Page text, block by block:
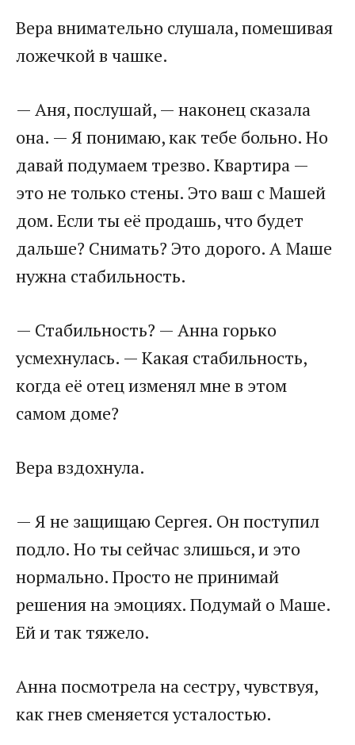
Вера внимательно слушала, помешивая
ложечкой в чашке.
— Аня, послушай, — наконец сказала
она. — Я понимаю, как тебе больно. Но
давай подумаем трезво. Квартира —
это не только стены. Это ваш с Машей
дом. Если ты её продашь, что будет
дальше? Снимать? Это дорого. А Маше
нужна стабильность.
— Стабильность? — Анна горько
усмехнулась. — Какая стабильность,
когда её отец изменял мне в этом
самом доме?
Вера вздохнула.
— Я не защищаю Сергея. Он поступил
подло. Но ты сейчас злишься, и это
нормально. Просто не принимай
решения на эмоциях. Подумай о Маше.
Ей и так тяжело.
Анна посмотрела на сестру, чувствуя,
как гнев сменяется усталостью.